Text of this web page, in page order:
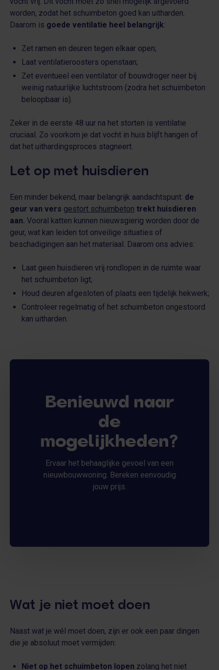
worden, zodat het schuimbeton goed kan uitharden.
Daarom is goede ventilatie heel belangrijk:
Zet ramen en deuren tegen elkaar open;
Laat ventilatieroosters openstaan;
Zet eventueel een ventilator of bouwdroger neer bij
weinig natuurlijke luchtstroom (zodra het schuimbeton
beloopbaar is).
Zeker in de eerste 48 uur na het storten is ventilatie
cruciaal. Zo voorkom je dat vocht in huis blijft hangen of
dat het uithardingsproces stagneert.
Let op met huisdieren
Een minder bekend, maar belangrijk aandachtspunt: de
geur van vers gestort schuimbeton trekt huisdieren
aan. Vooral katten kunnen nieuwsgierig worden door de
geur, wat kan leiden tot onveilige situaties of
beschadigingen aan het materiaal. Daarom ons advies:
Laat geen huisdieren vrij rondlopen in de ruimte waar
het schuimbeton ligt;
Houd deuren afgesloten of plaats een tijdelijk hekwerk;
Controleer regelmatig of het schuimbeton ongestoord
kan uitharden.
Benieuwd naar
de
mogelijkheden?
Ervaar het behaaglijke gevoel van een
nieuwbouwwoning. Bereken eenvoudig
jouw prijs.
Wat je niet moet doen
Naast wat je wél moet doen, zijn er ook een paar dingen
die je absoluut moet vermijden:
Niet op het schuimbeton lopen zolang het niet